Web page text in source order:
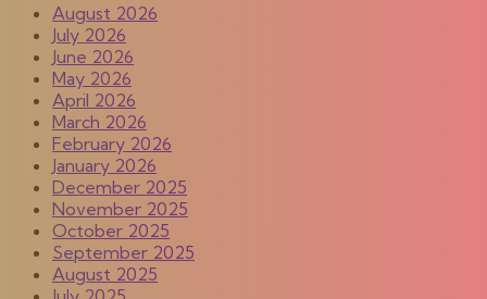
August 2026
July 2026
June 2026
May 2026
April 2026
March 2026
February 2026
January 2026
December 2025
November 2025
October 2025
September 2025
August 2025